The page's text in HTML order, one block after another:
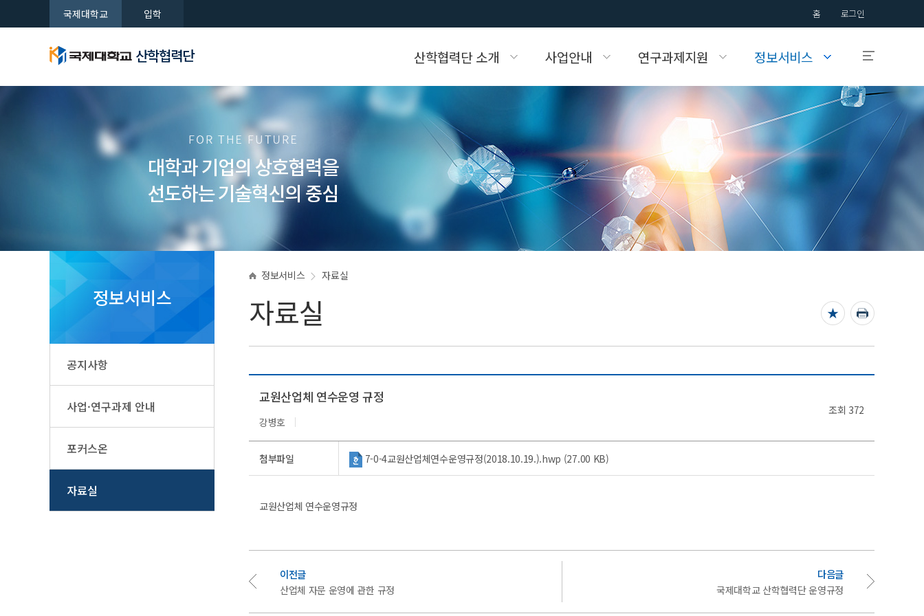
국제대학교 입학 홈 로그인
산학협력단 산학협력단 소개
산학협력단
새로운 시대를 여는 국제대학교
인사말
연혁 조직도
오시는 길
사업안내
산학협력단
새로운 시대를 여는 국제대학교
사업범위
가족회사 주요사업
연구과제지원
산학협력단
새로운 시대를 여는 국제대학교
진행단계
장비DB 기술지원
정보서비스
산학협력단
새로운 시대를 여는 국제대학교
공지사항
포커스온 자료실 입학안내
국제대학교의
입학정보를 알려드립니다.
정보서비스
공지사항
사업·연구과제 안내
포커스온
자료실
정보서비스 자료실
자료실
교원산업체 연수운영 규정
조회 372
강병호
첨부파일 7-0-4교원산업체연수운영규정(2018.10.19.).hwp (27.00 KB)
교원산업체 연수운영규정
이전글
산업체 자문 운영에 관한 규정
다음글
국제대학교 산학협력단 운영규정